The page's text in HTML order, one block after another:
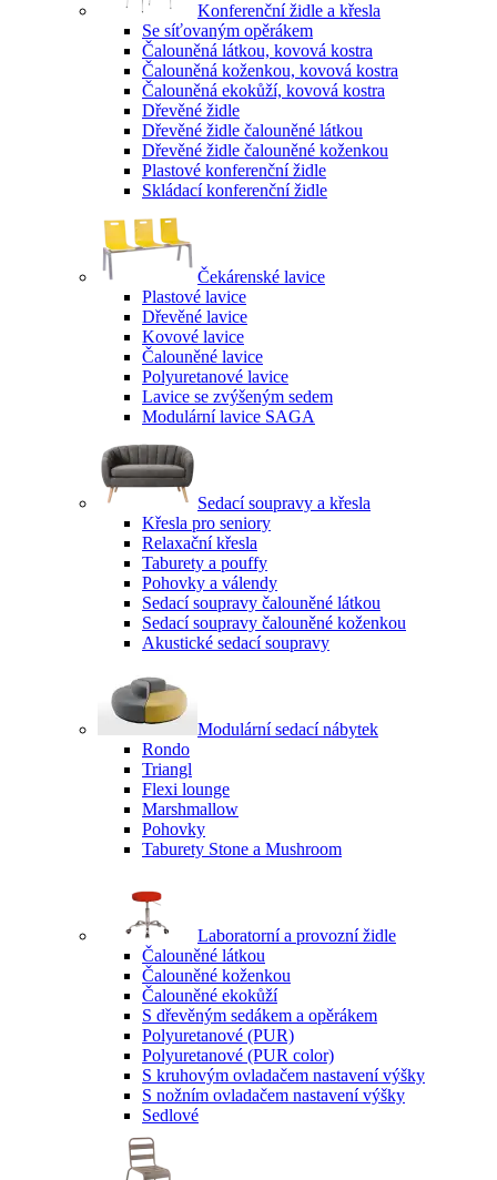
Konferenční židle a křesla
Se síťovaným opěrákem
Čalouněná látkou, kovová kostra
Čalouněná koženkou, kovová kostra
Čalouněná ekokůží, kovová kostra
Dřevěné židle
Dřevěné židle čalouněné látkou
Dřevěné židle čalouněné koženkou
Plastové konferenční židle
Skládací konferenční židle
Čekárenské lavice
Plastové lavice
Dřevěné lavice
Kovové lavice
Čalouněné lavice
Polyuretanové lavice
Lavice se zvýšeným sedem
Modulární lavice SAGA
Sedací soupravy a křesla
Křesla pro seniory
Relaxační křesla
Taburety a pouffy
Pohovky a válendy
Sedací soupravy čalouněné látkou
Sedací soupravy čalouněné koženkou
Akustické sedací soupravy
Modulární sedací nábytek
Rondo
Triangl
Flexi lounge
Marshmallow
Pohovky
Taburety Stone a Mushroom
Laboratorní a provozní židle
Čalouněné látkou
Čalouněné koženkou
Čalouněné ekokůží
S dřevěným sedákem a opěrákem
Polyuretanové (PUR)
Polyuretanové (PUR color)
S kruhovým ovladačem nastavení výšky
S nožním ovladačem nastavení výšky
Sedlové